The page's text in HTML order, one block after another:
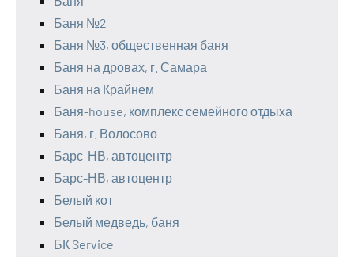
Баня №2
Баня №3, общественная баня
Баня на дровах, г. Самара
Баня на Крайнем
Баня-house, комплекс семейного отдыха
Баня, г. Волосово
Барс-НВ, автоцентр
Барс-НВ, автоцентр
Белый кот
Белый медведь, баня
БК Service